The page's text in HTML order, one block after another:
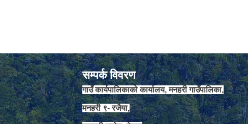
सम्पर्क विवरण
गाउँ कार्यपालिकाको कार्यालय, मनहरी गाउँपालिका,
मनहरी ९- रजैया,